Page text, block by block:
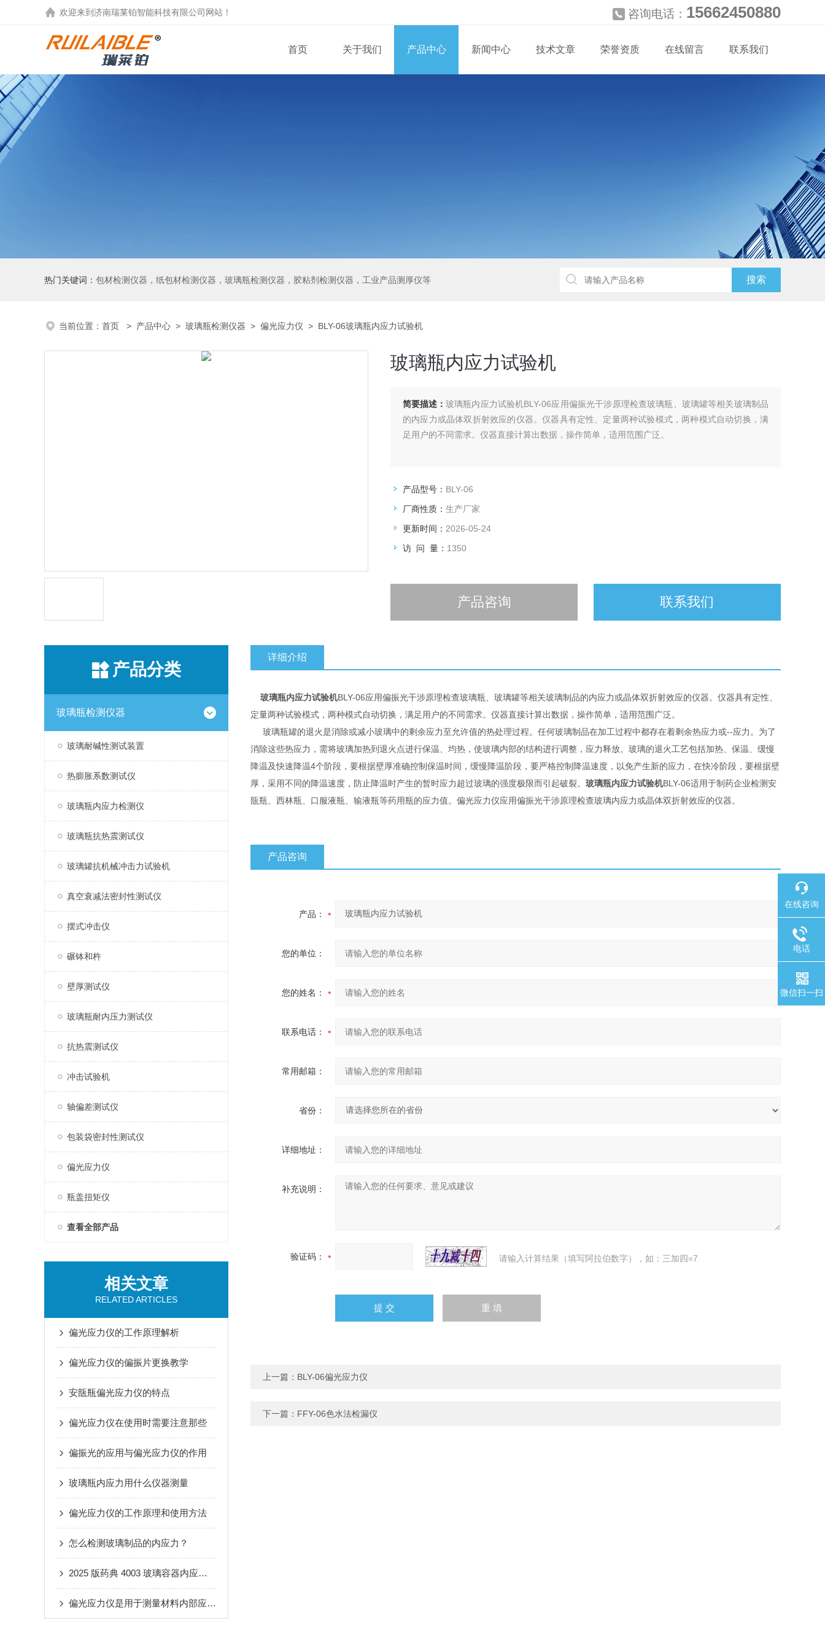
欢迎来到 济南瑞莱铂智能科技有限公司 网站！ 咨询电话： 15662450880
首页 关于我们 产品中心 新闻中心 技术文章 荣誉资质 在线留言 联系我们
热门关键词： 包材检测仪器，纸包材检测仪器，玻璃瓶检测仪器，胶粘剂检测仪器，工业产品测厚仪等
当前位置： 首页 > 产品中心 > 玻璃瓶检测仪器 > 偏光应力仪 > BLY-06玻璃瓶内应力试验机
玻璃瓶内应力试验机
简要描述： 玻璃瓶内应力试验机BLY-06应用偏振光干涉原理检查玻璃瓶、玻璃罐等相关玻璃制品
的内应力或晶体双折射效应的仪器。仪器具有定性、定量两种试验模式，两种模式自动切换，满
足用户的不同需求。仪器直接计算出数据，操作简单，适用范围广泛。
产品型号： BLY-06
厂商性质： 生产厂家
更新时间： 2026-05-24
访 问 量： 1350
产品咨询 联系我们
产品分类
玻璃瓶检测仪器
玻璃耐碱性测试装置
热膨胀系数测试仪
玻璃瓶内应力检测仪
玻璃瓶抗热震测试仪
玻璃罐抗机械冲击力试验机
真空衰减法密封性测试仪
摆式冲击仪
碾钵和杵
壁厚测试仪
玻璃瓶耐内压力测试仪
抗热震测试仪
冲击试验机
轴偏差测试仪
包装袋密封性测试仪
偏光应力仪
瓶盖扭矩仪
查看全部产品
相关文章
RELATED ARTICLES
偏光应力仪的工作原理解析
偏光应力仪的偏振片更换教学
安瓿瓶偏光应力仪的特点
偏光应力仪在使用时需要注意那些
偏振光的应用与偏光应力仪的作用
玻璃瓶内应力用什么仪器测量
偏光应力仪的工作原理和使用方法
怎么检测玻璃制品的内应力？
2025 版药典 4003 玻璃容器内应力测定法 偏光应力仪解读
偏光应力仪是用于测量材料内部应力的仪器
详细介绍
玻璃瓶内应力试验机BLY-06应用偏振光干涉原理检查玻璃瓶、玻璃罐等相关玻璃制品的内应力或晶体双折射效应的仪器。仪器具有定性、
定量两种试验模式，两种模式自动切换，满足用户的不同需求。仪器直接计算出数据，操作简单，适用范围广泛。
玻璃瓶罐的退火是消除或减小玻璃中的剩余应力至允许值的热处理过程。任何玻璃制品在加工过程中都存在着剩余热应力或--应力。为了
消除这些热应力，需将玻璃加热到退火点进行保温、均热，使玻璃内部的结构进行调整，应力释放。玻璃的退火工艺包括加热、保温、缓慢
降温及快速降温4个阶段，要根据壁厚准确控制保温时间，缓慢降温阶段，要严格控制降温速度，以免产生新的应力，在快冷阶段，要根据壁
厚，采用不同的降温速度，防止降温时产生的暂时应力超过玻璃的强度极限而引起破裂。 玻璃瓶内应力试验机BLY-06适用于制药企业检测安
瓿瓶、西林瓶、口服液瓶、输液瓶等药用瓶的应力值。偏光应力仪应用偏振光干涉原理检查玻璃内应力或晶体双折射效应的仪器。
产品咨询
产品：
您的单位：
您的姓名：
联系电话：
常用邮箱：
省份：
详细地址：
补充说明：
验证码： 请输入计算结果（填写阿拉伯数字），如：三加四=7
上一篇： BLY-06偏光应力仪
下一篇： FFY-06色水法检漏仪
在线咨询
电话
微信扫一扫